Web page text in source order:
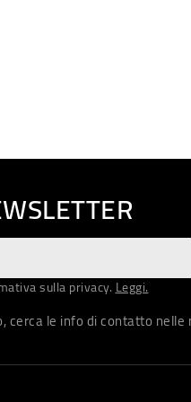
sulla privacy.Leggi.
cerca le info di contatto nelle